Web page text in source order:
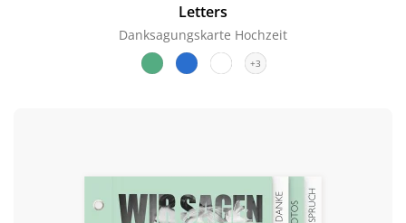
Letters
Danksagungskarte Hochzeit
+3